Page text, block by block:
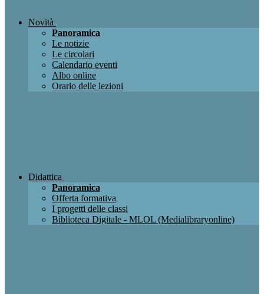
Novità
Panoramica
Le notizie
Le circolari
Calendario eventi
Albo online
Orario delle lezioni
Didattica
Panoramica
Offerta formativa
I progetti delle classi
Biblioteca Digitale - MLOL (Medialibraryonline)